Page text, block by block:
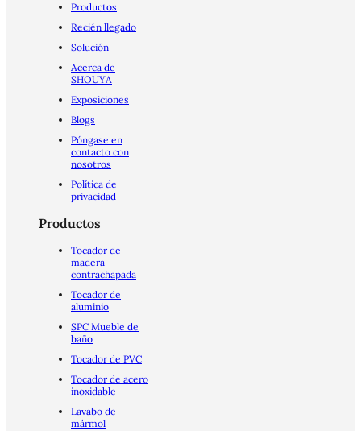
Productos
Recién llegado
Solución
Acerca de
SHOUYA
Exposiciones
Blogs
Póngase en
contacto con
nosotros
Política de
privacidad
Productos
Tocador de
madera
contrachapada
Tocador de
aluminio
SPC Mueble de
baño
Tocador de PVC
Tocador de acero
inoxidable
Lavabo de
mármol